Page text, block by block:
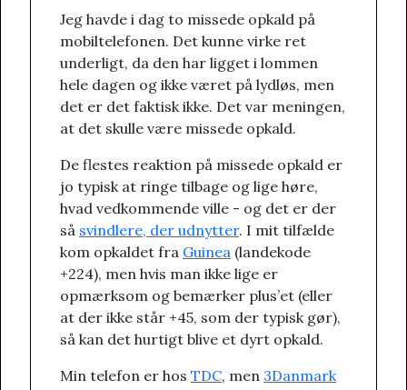
Jeg havde i dag to missede opkald på
mobiltelefonen. Det kunne virke ret
underligt, da den har ligget i lommen
hele dagen og ikke været på lydløs, men
det er det faktisk ikke. Det var meningen,
at det skulle være missede opkald.
De flestes reaktion på missede opkald er
jo typisk at ringe tilbage og lige høre,
hvad vedkommende ville - og det er der
så svindlere, der udnytter. I mit tilfælde
kom opkaldet fra Guinea (landekode
+224), men hvis man ikke lige er
opmærksom og bemærker plus’et (eller
at der ikke står +45, som der typisk gør),
så kan det hurtigt blive et dyrt opkald.
Min telefon er hos TDC, men 3Danmark